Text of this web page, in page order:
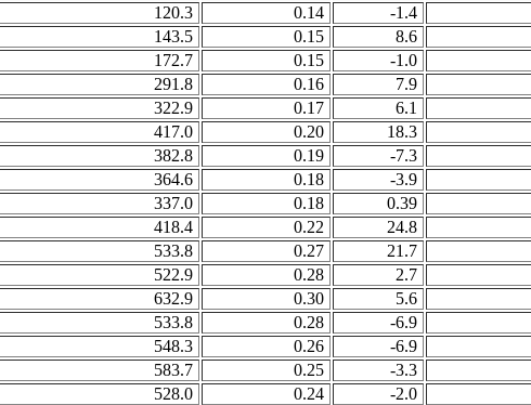
120.3 0.14 -1.4
143.5 0.15 8.6
172.7 0.15 -1.0
291.8 0.16 7.9
322.9 0.17 6.1
417.0 0.20 18.3
382.8 0.19 -7.3
364.6 0.18 -3.9
337.0 0.18 0.39
418.4 0.22 24.8
533.8 0.27 21.7
522.9 0.28 2.7
632.9 0.30 5.6
533.8 0.28 -6.9
548.3 0.26 -6.9
583.7 0.25 -3.3
528.0 0.24 -2.0